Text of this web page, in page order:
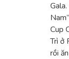
Cup
Trì ở
rồi